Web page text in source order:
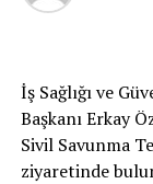
İş Sağlığı ve
Başkanı Erkay
Sivil Savunma
ziyaretinde